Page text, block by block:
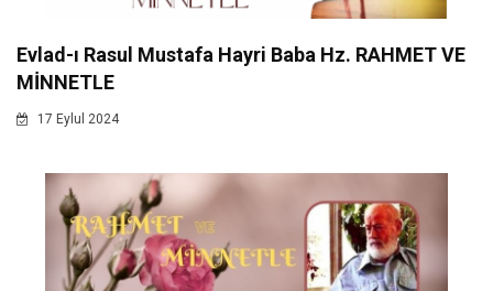
Evlad-ı Rasul Mustafa Hayri Baba Hz. RAHMET VE
MİNNETLE
17 Eylul 2024